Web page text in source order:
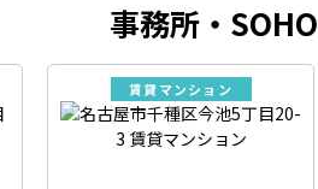
事務所・SOHO
賃貸マンション